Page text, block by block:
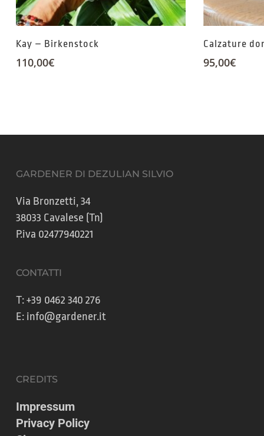
Kay – Birkenstock
110,00€
Calzature
95,00€
GARDENER DI DEZULIAN SILVIO
Via Bronzetti, 34
38033 Cavalese (Tn)
P.iva 02477940221
CONTATTI
T:+39 0462 340 276
E: info@gardener.it
CREDITS
Impressum
Privacy Policy